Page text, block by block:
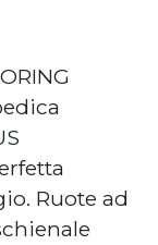
Ruote ad